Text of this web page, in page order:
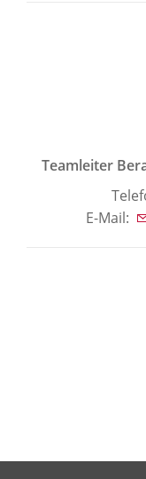
Teamleiter
E-Mail: